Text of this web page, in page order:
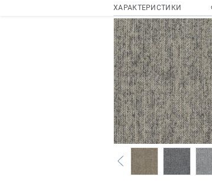
ХАРАКТЕРИСТИКИ